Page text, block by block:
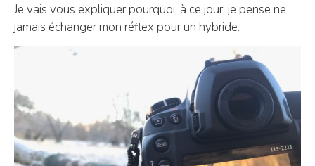
Je vais vous expliquer pourquoi, à ce jour, je pense ne
jamais échanger mon réflex pour un hybride.